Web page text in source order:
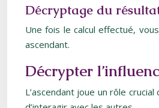
Décryptage du
Une fois le calcul effectué,
ascendant.
Décrypter
L’ascendant joue un rôle